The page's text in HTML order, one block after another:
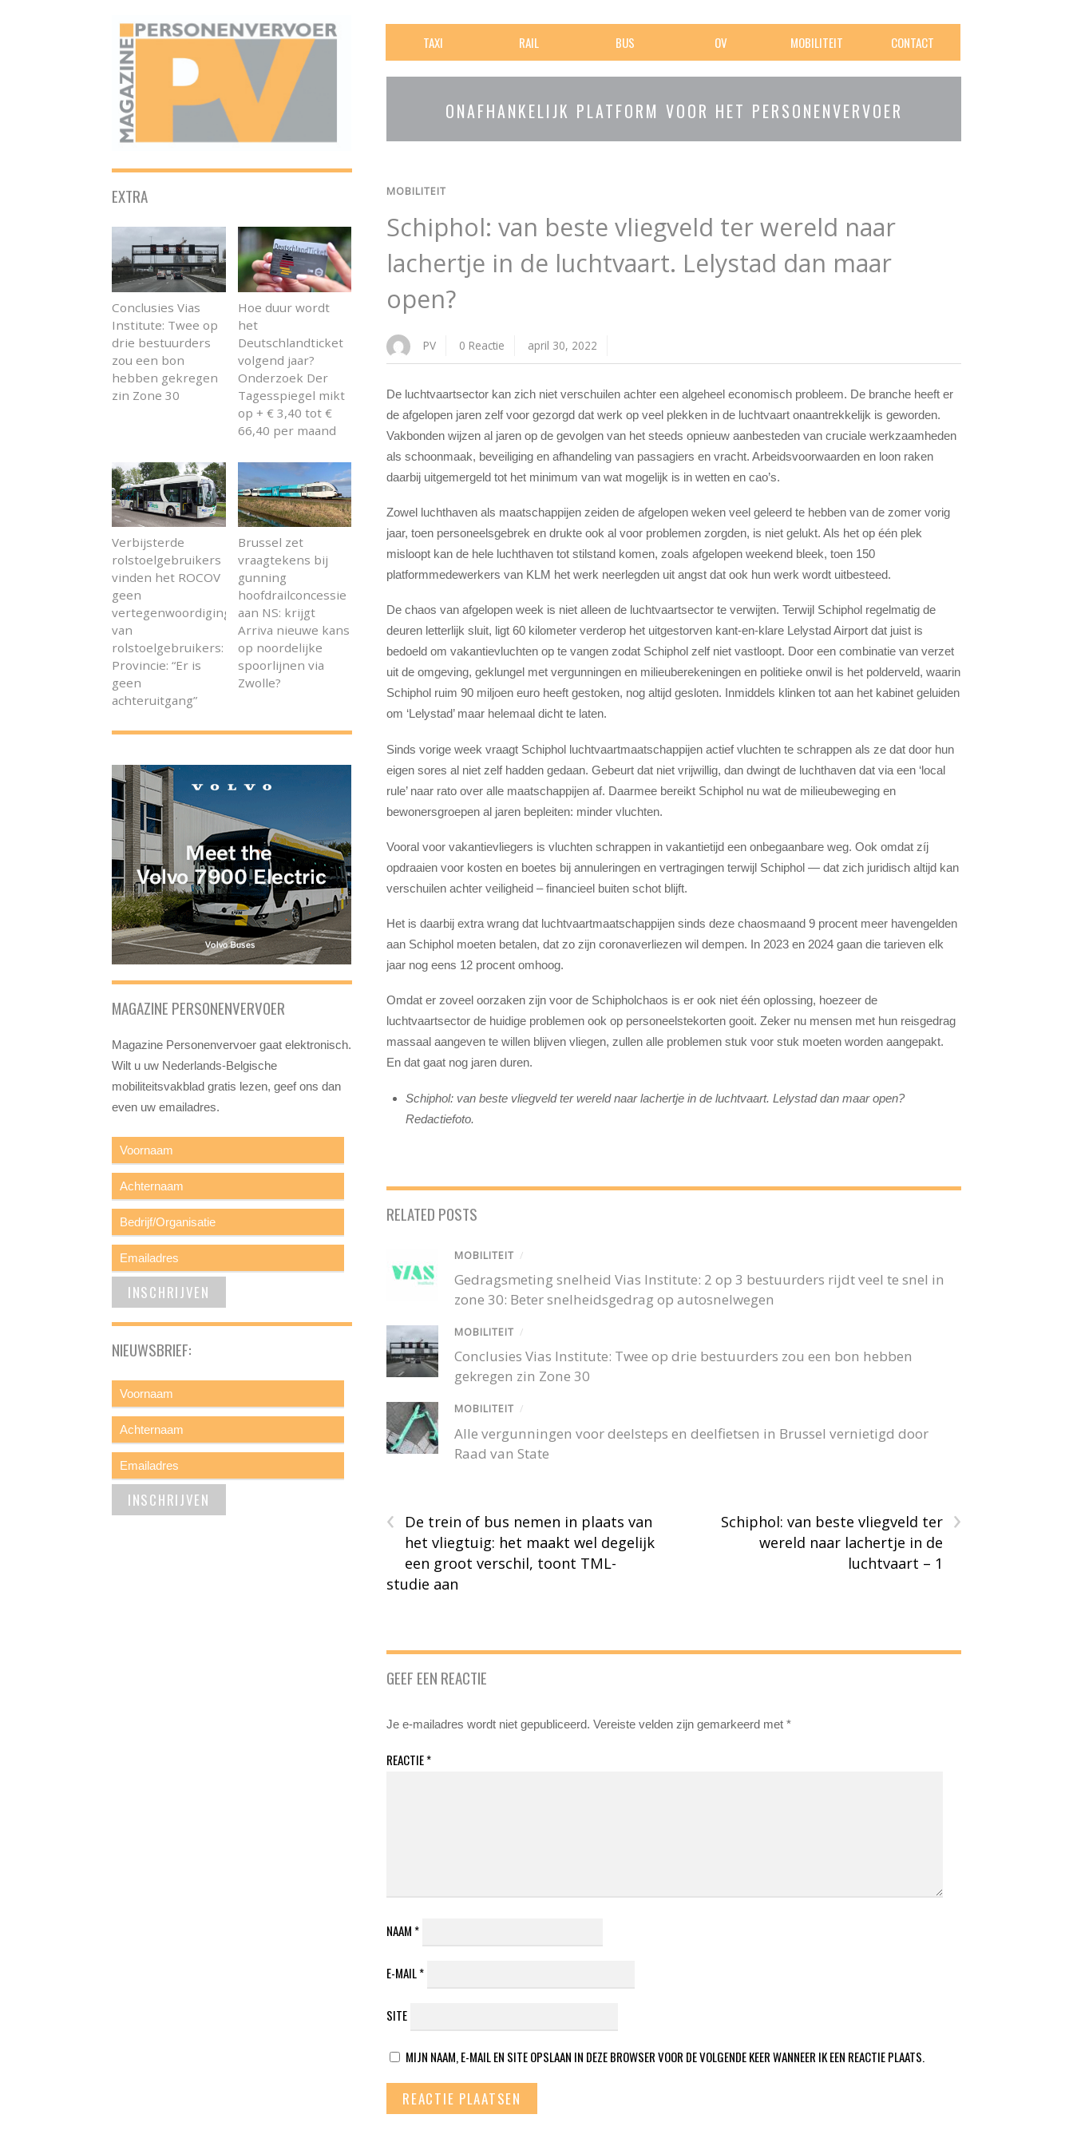
TAXI RAIL BUS OV MOBILITEIT CONTACT
ONAFHANKELIJK PLATFORM VOOR HET PERSONENVERVOER
MOBILITEIT
Schiphol: van beste vliegveld ter wereld naar
lachertje in de luchtvaart. Lelystad dan maar
open?
PV 0 Reactie april 30, 2022
De luchtvaartsector kan zich niet verschuilen achter een algeheel economisch probleem. De branche heeft er
de afgelopen jaren zelf voor gezorgd dat werk op veel plekken in de luchtvaart onaantrekkelijk is geworden.
Vakbonden wijzen al jaren op de gevolgen van het steeds opnieuw aanbesteden van cruciale werkzaamheden
als schoonmaak, beveiliging en afhandeling van passagiers en vracht. Arbeidsvoorwaarden en loon raken
daarbij uitgemergeld tot het minimum van wat mogelijk is in wetten en cao’s.
Zowel luchthaven als maatschappijen zeiden de afgelopen weken veel geleerd te hebben van de zomer vorig
jaar, toen personeelsgebrek en drukte ook al voor problemen zorgden, is niet gelukt. Als het op één plek
misloopt kan de hele luchthaven tot stilstand komen, zoals afgelopen weekend bleek, toen 150
platformmedewerkers van KLM het werk neerlegden uit angst dat ook hun werk wordt uitbesteed.
De chaos van afgelopen week is niet alleen de luchtvaartsector te verwijten. Terwijl Schiphol regelmatig de
deuren letterlijk sluit, ligt 60 kilometer verderop het uitgestorven kant-en-klare Lelystad Airport dat juist is
bedoeld om vakantievluchten op te vangen zodat Schiphol zelf niet vastloopt. Door een combinatie van verzet
uit de omgeving, geklungel met vergunningen en milieuberekeningen en politieke onwil is het polderveld, waarin
Schiphol ruim 90 miljoen euro heeft gestoken, nog altijd gesloten. Inmiddels klinken tot aan het kabinet geluiden
om ‘Lelystad’ maar helemaal dicht te laten.
Sinds vorige week vraagt Schiphol luchtvaartmaatschappijen actief vluchten te schrappen als ze dat door hun
eigen sores al niet zelf hadden gedaan. Gebeurt dat niet vrijwillig, dan dwingt de luchthaven dat via een ‘local
rule’ naar rato over alle maatschappijen af. Daarmee bereikt Schiphol nu wat de milieubeweging en
bewonersgroepen al jaren bepleiten: minder vluchten.
Vooral voor vakantievliegers is vluchten schrappen in vakantietijd een onbegaanbare weg. Ook omdat zíj
opdraaien voor kosten en boetes bij annuleringen en vertragingen terwijl Schiphol — dat zich juridisch altijd kan
verschuilen achter veiligheid – financieel buiten schot blijft.
Het is daarbij extra wrang dat luchtvaartmaatschappijen sinds deze chaosmaand 9 procent meer havengelden
aan Schiphol moeten betalen, dat zo zijn coronaverliezen wil dempen. In 2023 en 2024 gaan die tarieven elk
jaar nog eens 12 procent omhoog.
Omdat er zoveel oorzaken zijn voor de Schipholchaos is er ook niet één oplossing, hoezeer de
luchtvaartsector de huidige problemen ook op personeelstekorten gooit. Zeker nu mensen met hun reisgedrag
massaal aangeven te willen blijven vliegen, zullen alle problemen stuk voor stuk moeten worden aangepakt.
En dat gaat nog jaren duren.
Schiphol: van beste vliegveld ter wereld naar lachertje in de luchtvaart. Lelystad dan maar open?
Redactiefoto.
RELATED POSTS
MOBILITEIT /
Gedragsmeting snelheid Vias Institute: 2 op 3 bestuurders rijdt veel te snel in
zone 30: Beter snelheidsgedrag op autosnelwegen
MOBILITEIT /
Conclusies Vias Institute: Twee op drie bestuurders zou een bon hebben
gekregen zin Zone 30
MOBILITEIT /
Alle vergunningen voor deelsteps en deelfietsen in Brussel vernietigd door
Raad van State
‹
De trein of bus nemen in plaats van
het vliegtuig: het maakt wel degelijk
een groot verschil, toont TML-
studie aan
›
Schiphol: van beste vliegveld ter
wereld naar lachertje in de
luchtvaart – 1
GEEF EEN REACTIE
Je e-mailadres wordt niet gepubliceerd. Vereiste velden zijn gemarkeerd met*
REACTIE*
NAAM *
E-MAIL*
SITE
MIJN NAAM, E-MAIL EN SITE OPSLAAN IN DEZE BROWSER VOOR DE VOLGENDE KEER WANNEER IK EEN REACTIE PLAATS.
EXTRA
Conclusies Vias
Institute: Twee op
drie bestuurders
zou een bon
hebben gekregen
zin Zone 30
Hoe duur wordt
het
Deutschlandticket
volgend jaar?
Onderzoek Der
Tagesspiegel mikt
op + € 3,40 tot €
66,40 per maand
Verbijsterde
rolstoelgebruikers
vinden het ROCOV
geen
vertegenwoordiging
van
rolstoelgebruikers:
Provincie: “Er is
geen
achteruitgang”
Brussel zet
vraagtekens bij
gunning
hoofdrailconcessie
aan NS: krijgt
Arriva nieuwe kans
op noordelijke
spoorlijnen via
Zwolle?
MAGAZINE PERSONENVERVOER
Magazine Personenvervoer gaat elektronisch.
Wilt u uw Nederlands-Belgische
mobiliteitsvakblad gratis lezen, geef ons dan
even uw emailadres.
NIEUWSBRIEF: